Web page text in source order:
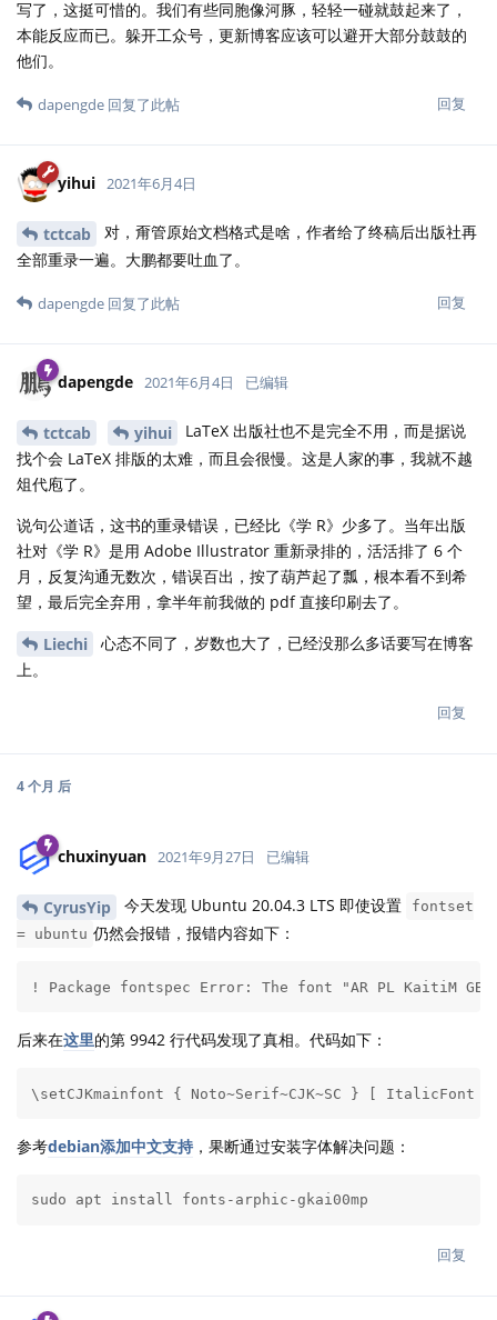
写了，这挺可惜的。我们有些同胞像河豚，轻轻一碰就鼓起来了，
本能反应而已。躲开工众号，更新博客应该可以避开大部分鼓鼓的
他们。
回复
dapengde 回复了此帖
yihui 2021年6月4日
tctcab
对，甭管原始文档格式是啥，作者给了终稿后出版社再
全部重录一遍。大鹏都要吐血了。
回复
dapengde 回复了此帖
dapengde 2021年6月4日 已编辑
tctcab yihui
LaTeX 出版社也不是完全不用，而是据说
找个会 LaTeX 排版的太难，而且会很慢。这是人家的事，我就不越
俎代庖了。
说句公道话，这书的重录错误，已经比《学 R》少多了。当年出版
社对《学 R》是用 Adobe Illustrator 重新录排的，活活排了 6 个
月，反复沟通无数次，错误百出，按了葫芦起了瓢，根本看不到希
望，最后完全弃用，拿半年前我做的 pdf 直接印刷去了。
Liechi
心态不同了，岁数也大了，已经没那么多话要写在博客
上。
回复
4 个月 后
chuxinyuan 2021年9月27日 已编辑
CyrusYip 今天发现 Ubuntu 20.04.3 LTS 即使设置
fontset
= ubuntu 仍然会报错，报错内容如下：
! Package fontspec Error: The font "AR PL KaitiM
后来在这里的第 9942 行代码发现了真相。代码如下：
\setCJKmainfont { Noto~Serif~CJK~SC } [ ItalicFont =
参考debian添加中文支持 ，果断通过安装字体解决问题：
sudo apt install fonts-arphic-gkai00mp
回复